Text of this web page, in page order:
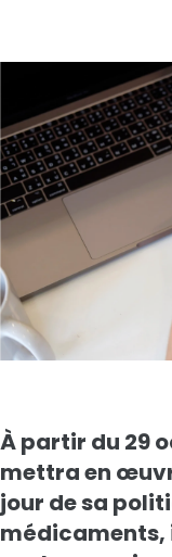
À partir du 29
mettra en
jour de sa